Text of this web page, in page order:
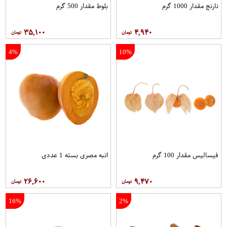
نارنج مقدار 1000 گرم
۴,۹۴۰
بلوط مقدار 500 گرم
۳۵,۱۰۰
10%
فیسالیس مقدار 100 گرم
۹,۴۷۰
4%
انبه مصری بسته 1 عددی
۲۶,۶۰۰
2%
16%